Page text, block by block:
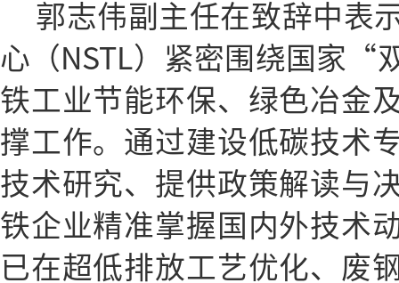
郭志伟副主任在致辞中表
心（NSTL）紧密围绕国家“
铁工业节能环保、绿色冶金
撑工作。通过建设低碳技术
技术研究、提供政策解读与
铁企业精准掌握国内外技术
已在超低排放工艺优化、废